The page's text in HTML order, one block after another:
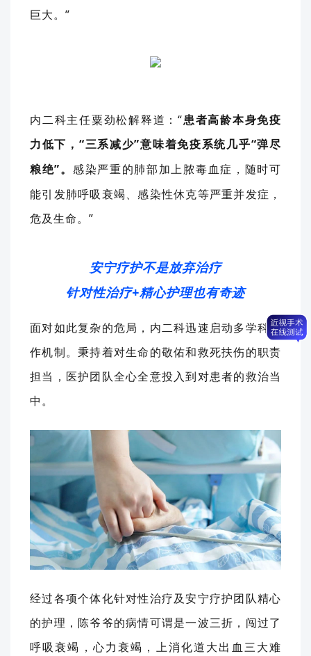
巨大。”
内二科主任粟劲松解释道： “患者高龄本身免疫
力低下， “三系减少”意味着免疫系统几乎“弹尽
粮绝”。 感染严重的肺部加上脓毒血症，随时可
能引发肺呼吸衰竭、感染性休克等严重并发症，
危及生命。 ”
安宁疗护不是放弃治疗
针对性治疗+精心护理也有奇迹
面对如此复杂的危局，内二科迅速启动多学科协
作机制。 秉持着对生命的敬佑和救死扶伤的职责
担当，医护团队全心全意投入到对患者的救治当
中。
经过各项个体化针对性治疗及安宁疗护团队精心
的护理 ， 陈爷爷的病情可谓是一波三折，闯过了
呼吸衰竭，心力衰竭，上消化道大出血三大难